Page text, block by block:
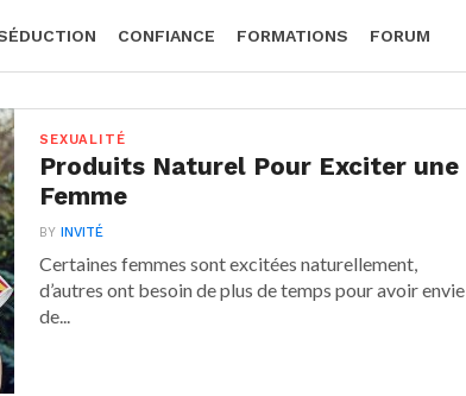
CONFIANCE FORMATIONS FORUM
SEXUALITÉ
Produits Naturel Pour Exciter une
Femme
BYINVITÉ
Certaines femmes sont excitées naturellement,
d’autres ont besoin de plus de temps pour avoir envie
de...